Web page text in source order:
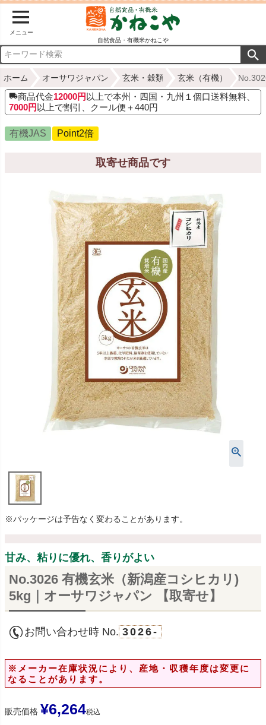
メニュー
自然食品・有機米かねこや
ホーム オーサワジャパン 玄米・穀類 玄米（有機）
商品代金12000円 以上で本州・四国・九州１個口送料無料、
7000円 以上で割引、クール便＋440円
有機JAS Point2倍
取寄せ商品です
※パッケージは予告なく変わることがあります。
甘み、粘りに優れ、香りがよい
No.3026 有機玄米（新潟産コシヒカリ)
5kg｜オーサワジャパン 【取寄せ】
お問い合わせ時 No. 3026-
※メーカー在庫状況により、産地・収穫年度は変更に
なることがあります。
販売価格 ¥6,264税込